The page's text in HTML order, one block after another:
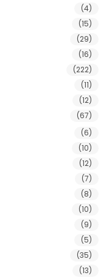
(4)
(15)
(29)
(16)
(222)
(11)
(12)
(67)
(6)
(10)
(12)
(7)
(8)
(10)
(9)
(5)
(35)
(13)